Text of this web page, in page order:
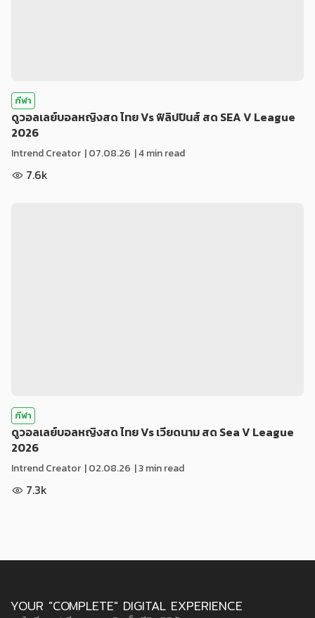
กีฬา
ดูวอลเลย์บอลหญิงสด ไทย Vs ฟิลิปปินส์ สด SEA V League
2026
Intrend Creator |07.08.26 | 4 min read
7.6k
กีฬา
ดูวอลเลย์บอลหญิงสด ไทย Vs เวียดนาม สด Sea V League
2026
Intrend Creator |02.08.26 | 3 min read
7.3k
YOUR "COMPLETE" DIGITAL EXPERIENCE